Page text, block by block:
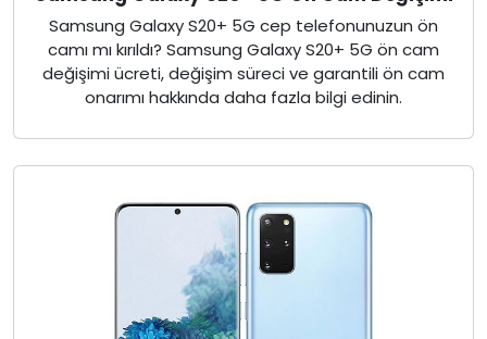
Samsung Galaxy S20+ 5G cep telefonunuzun ön
camı mı kırıldı? Samsung Galaxy S20+ 5G ön cam
değişimi ücreti, değişim süreci ve garantili ön cam
onarımı hakkında daha fazla bilgi edinin.